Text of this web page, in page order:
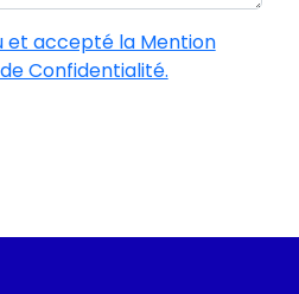
et accepté la Mention
Confidentialité.